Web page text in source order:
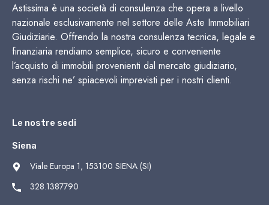
Astissima è una società di consulenza che opera a livello
nazionale esclusivamente nel settore delle Aste Immobiliari
Giudiziarie. Offrendo la nostra consulenza tecnica, legale e
finanziaria rendiamo semplice, sicuro e conveniente
l’acquisto di immobili provenienti dal mercato giudiziario,
senza rischi ne’ spiacevoli imprevisti per i nostri clienti.
Le nostre sedi
Siena
Viale Europa 1, 153100 SIENA (SI)
328.1387790